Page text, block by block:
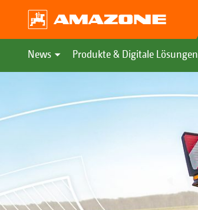
News Produkte & Digitale Lösungen